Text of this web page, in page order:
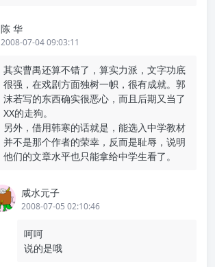
陈 华
2008-07-04 09:03:11
其实曹禺还算不错了，算实力派，文字功底
很强，在戏剧方面独树一帜，很有成就。郭
沫若写的东西确实很恶心，而且后期又当了
XX的走狗。
另外，借用韩寒的话就是，能选入中学教材
并不是那个作者的荣幸，反而是耻辱，说明
他们的文章水平也只能拿给中学生看了。
咸水元子
2008-07-05 02:10:46
呵呵
说的是哦